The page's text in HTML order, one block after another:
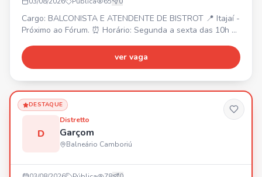
Cargo: BALCONISTA E ATENDENTE DE BISTROT 📍 Itajaí -
Próximo ao Fórum. ⏰ Horário: Segunda a sexta das 10h às
Salário: R$ 2.550,00 (após 3 meses R$ 2.756,00).
Requisitos: - Ensino médio completo. - Facilidade para
Experiência com atendimento será um diferencial.
ver vaga
DESTAQUE
D
Distretto
Garçom
Balneário Camboriú